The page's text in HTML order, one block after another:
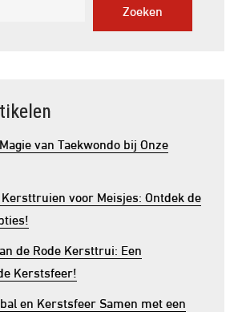
Zoeken
van Taekwondo bij Onze
voor Meisjes: Ontdek de
de Rode Kersttrui: Een
Kerstsfeer!
en Kerstsfeer Samen met een